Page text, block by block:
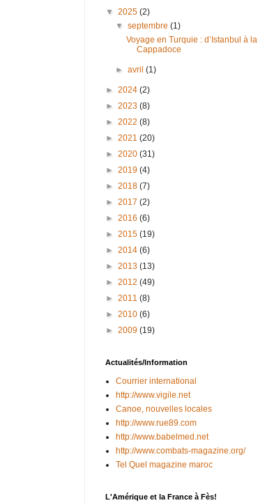
▼ 2025 (2)
▼septembre(1)
Voyage en Turquie : d’Istanbul à la
Cappadoce
►avril(1)
► 2024 (2)
► 2023 (8)
► 2022 (8)
► 2021 (20)
► 2020 (31)
► 2019 (4)
► 2018 (7)
► 2017 (2)
► 2016 (6)
► 2015 (19)
► 2014 (6)
► 2013 (13)
► 2012 (49)
► 2011 (8)
► 2010 (6)
► 2009 (19)
Actualités/Information
Courrier international
http://www.vigile.net
Canoe, nouvelles locales
http://www.rue89.com
http://www.babelmed.net
http://www.combats-magazine.org/
Tel Quel magazine maroc
L'Amérique et la France à Fès!